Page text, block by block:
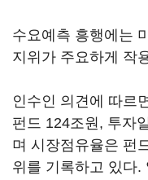
수요예측 흥행에는
지위가 주요하게 작
인수인 의견에 따르
펀드 124조원, 투자
며 시장점유율은 펀
위를 기록하고 있다.